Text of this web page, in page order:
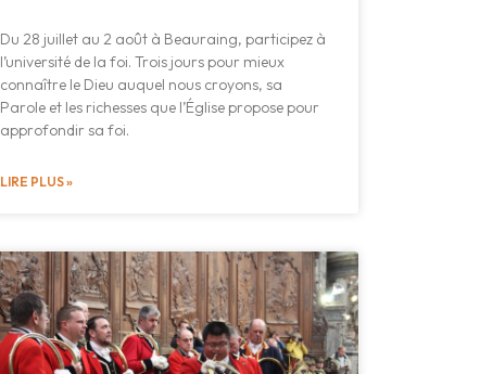
Du 28 juillet au 2 août à Beauraing, participez à
l’université de la foi. Trois jours pour mieux
connaître le Dieu auquel nous croyons, sa
Parole et les richesses que l’Église propose pour
approfondir sa foi.
LIRE PLUS »